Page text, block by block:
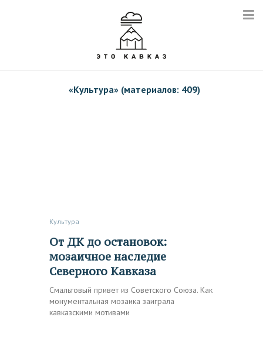
«Культура» (материалов: 409)
Культура
От ДК до остановок:
мозаичное наследие
Северного Кавказа
Смальтовый привет из Советского Союза. Как
монументальная мозаика заиграла
кавказскими мотивами